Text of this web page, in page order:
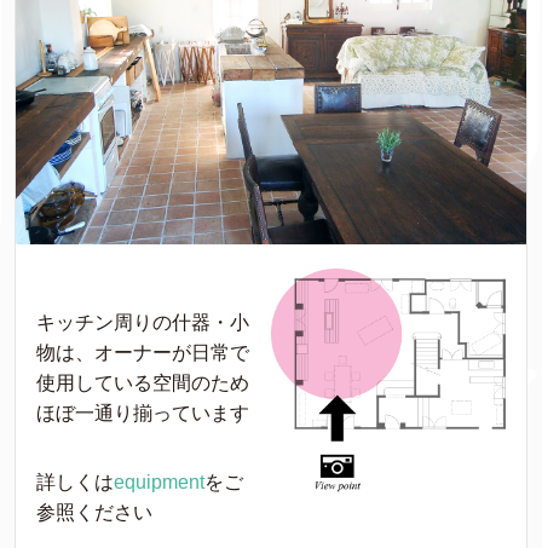
キッチン周りの什器・小
物は、オーナーが日常で
使用している空間のため
ほぼ一通り揃っています
詳しくはequipmentをご
参照ください